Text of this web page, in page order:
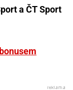
a ČT Sport